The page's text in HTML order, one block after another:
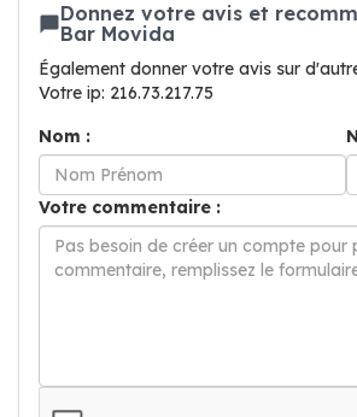
Donnez votre avis et
Bar Movida
Également donner votre avis sur
Votre ip: 216.73.217.75
Nom :
Votre commentaire :